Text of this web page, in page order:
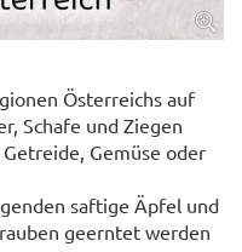
Österreichs auf
Schafe und Ziegen
Gemüse oder
saftige Äpfel und
geerntet werden